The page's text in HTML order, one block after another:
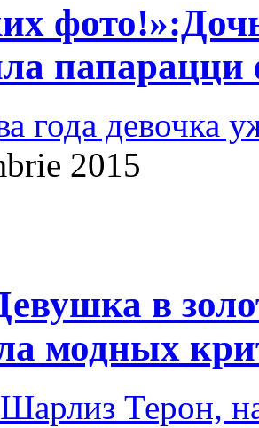
папарацци
года девочка
2015
в
модных
Терон,